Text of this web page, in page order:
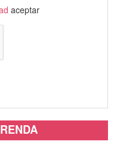
aceptar